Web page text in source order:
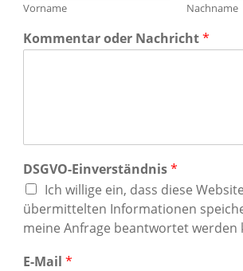
Vorname Nachname
Kommentar oder Nachricht*
DSGVO-Einverständnis*
Ich willige ein, dass diese
übermittelten Informationen
meine Anfrage beantwortet werden
E-Mail *